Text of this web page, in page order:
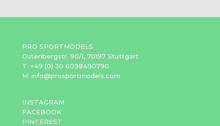
PRO SPORTMODELS
Gutenbergstr. 90/1, 70197 Stuttgart
T: +49 (0) 30 6098490790
M: info@prosportmodels.com
INSTAGRAM
FACEBOOK
PINTEREST